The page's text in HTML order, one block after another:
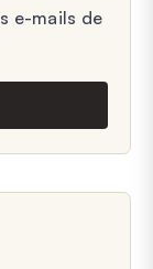
e-mails de